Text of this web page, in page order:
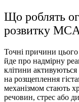
Що роблять
розвитку
Точні причини
йде про надмірну
клітини активуються
на розщеплення
механізмом стають
речовин, стрес або